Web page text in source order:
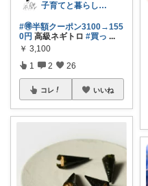
子育てと暮らし🇫🇮☕️
#🉐半額クーポン3100→155
0円 高級ネギトロ #買っ ...
￥ 3,100
1 2 26
コレ いいね